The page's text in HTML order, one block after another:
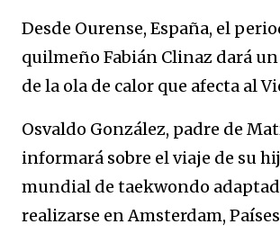
Desde Ourense, España, el
quilmeño Fabián Clinaz dará
de la ola de calor que afecta al
Osvaldo González, padre de
informará sobre el viaje de su
mundial de taekwondo
realizarse en Amsterdam,